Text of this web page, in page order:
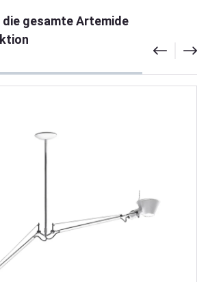
die gesamte Artemide